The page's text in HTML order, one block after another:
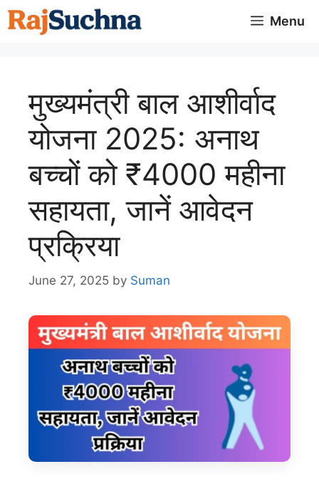
Skip
to
Menu
मुख्यमंत्री बाल आशीर्वाद
योजना 2025: अनाथ
बच्चों को ₹4000 महीना
सहायता, जानें आवेदन
प्रक्रिया
June 27, 2025 by Suman